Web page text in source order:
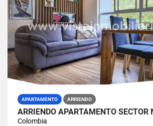
APARTAMENTO ARRIENDO
Colombia